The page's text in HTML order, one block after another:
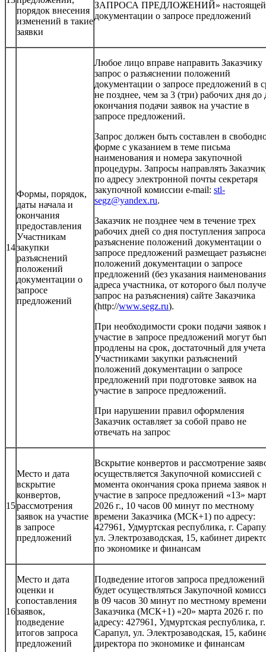
порядок внесения
изменений в такие
заявки
ЗАПРОСА ПРЕДЛОЖЕНИЙ» настоящей
документации о запросе предложений
14
Формы, порядок,
даты начала и
окончания
предоставления
Участникам
закупки
разъяснений
положений
документации о
запросе
предложений
Любое лицо вправе направить Заказчику
запрос о разъяснении положений
документации о запросе предложений в
не позднее, чем за 3 (три) рабочих дня до
окончания подачи заявок на участие в
запросе предложений.
Запрос должен быть составлен в
форме с указанием в теме письма
наименования и номера закупочной
процедуры. Запросы направлять
по адресу электронной почты секретаря
закупочной комиссии e-mail: stl-
segz@yandex.ru.
Заказчик не позднее чем в течение трех
рабочих дней со дня поступления
разъяснение положений документации о
запросе предложений размещает
положений документации о запросе
предложений (без указания
адреса участника, от которого был
запрос на разъяснения) сайте Заказчика
(http://www.segz.ru).
При необходимости сроки подачи заявок
участие в запросе предложений могут
продлены на срок, достаточный для учета
Участниками закупки разъяснений
положений документации о запросе
предложений при подготовке заявок на
участие в запросе предложений.
При нарушении правил оформления
Заказчик оставляет за собой право не
отвечать на запрос
15
Место и дата
вскрытие
конвертов,
рассмотрения
заявок на участие
в запросе
предложений
Вскрытие конвертов и рассмотрение
осуществляется Закупочной комиссией с
момента окончания срока приема заявок
участие в запросе предложений «13»
2026 г., 10 часов 00 минут по местному
времени Заказчика (МСК+1) по адресу:
427961, Удмуртская республика, г.
ул. Электрозаводская, 15, кабинет
по экономике и финансам
16
Место и дата
оценки и
сопоставления
заявок,
подведение
итогов запроса
предложений
Подведение итогов запроса предложений
будет осуществляться Закупочной
в 09 часов 30 минут по местному времени
Заказчика (МСК+1) «20» марта 2026 г. по
адресу: 427961, Удмуртская республика, г.
Сарапул, ул. Электрозаводская, 15,
директора по экономике и финансам